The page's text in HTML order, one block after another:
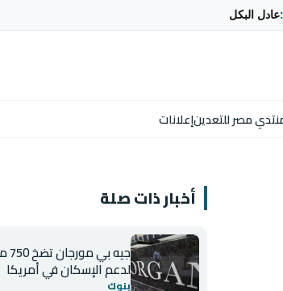
عادل البكل
مصر للتعدينإعلانات
أخبار ذات صلة
جيه
لدعم الإسكان في أمريكا
بنوك